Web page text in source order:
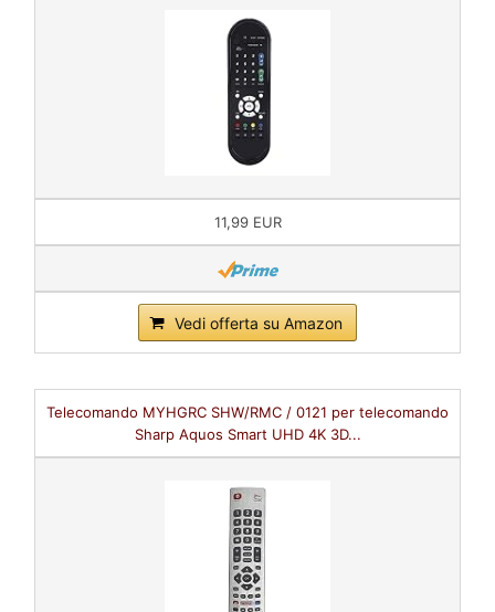
11,99 EUR
Vedi offerta su Amazon
Telecomando MYHGRC SHW/RMC / 0121 per telecomando
Sharp Aquos Smart UHD 4K 3D...